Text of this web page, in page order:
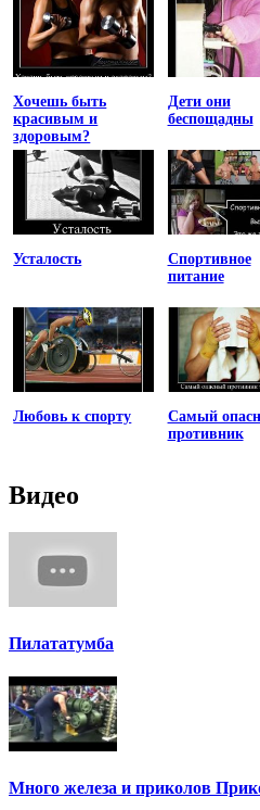
Хочешь быть
красивым и
здоровым?
Дети они
беспощадны
Усталость
Спортивное
питание
Любовь к спорту
Самый
противник
Видео
Пилататумба
Много железа и приколов